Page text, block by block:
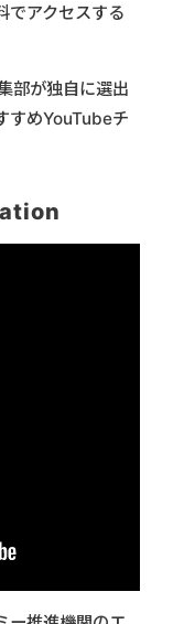
でアクセスする
部が独自に選出
すめYouTubeチ